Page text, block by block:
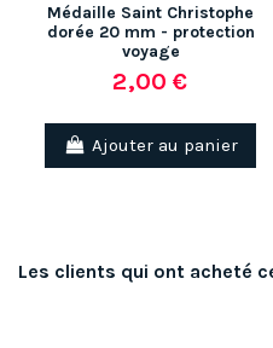
Médaille Saint Christophe
dorée 20 mm - protection
voyage
2,00 €
Ajouter au panier
Les clients qui ont acheté